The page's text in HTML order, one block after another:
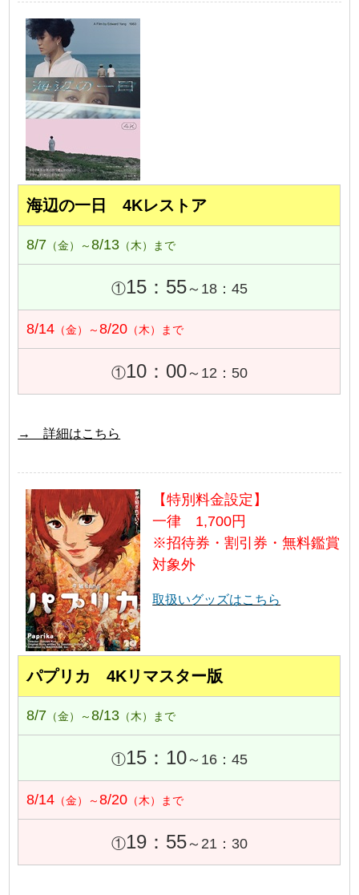
海辺の一日 4Kレストア
8/7 （金）～8/13 （木）まで
①15：55～18：45
8/14 （金）～8/20 （木）まで
①10：00～12：50
→ 詳細はこちら
【特別料金設定】
一律 1,700円
※招待券・割引券・無料鑑賞
対象外
取扱いグッズはこちら
パプリカ 4Kリマスター版
8/7 （金）～8/13 （木）まで
①15：10～16：45
8/14 （金）～8/20 （木）まで
①19：55～21：30